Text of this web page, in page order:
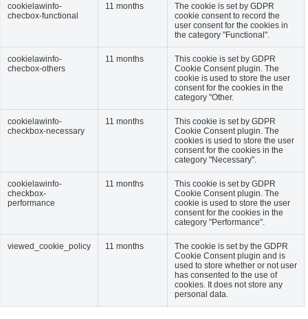
cookielawinfo-
checbox-functional
11 months
The cookie is set by GDPR
cookie consent to record the
user consent for the cookies in
the category "Functional".
cookielawinfo-
checbox-others
11 months
This cookie is set by GDPR
Cookie Consent plugin. The
cookie is used to store the user
consent for the cookies in the
category "Other.
cookielawinfo-
checkbox-necessary
11 months
This cookie is set by GDPR
Cookie Consent plugin. The
cookies is used to store the user
consent for the cookies in the
category "Necessary".
cookielawinfo-
checkbox-
performance
11 months
This cookie is set by GDPR
Cookie Consent plugin. The
cookie is used to store the user
consent for the cookies in the
category "Performance".
viewed_cookie_policy 11 months
The cookie is set by the GDPR
Cookie Consent plugin and is
used to store whether or not user
has consented to the use of
cookies. It does not store any
personal data.